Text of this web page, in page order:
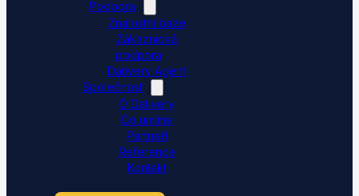
Podpora
Znalostní báze
Zákaznická
podpora
Dativery Agent
Společnost
O Dativery
Co umíme
Partneři
Reference
Kontakt